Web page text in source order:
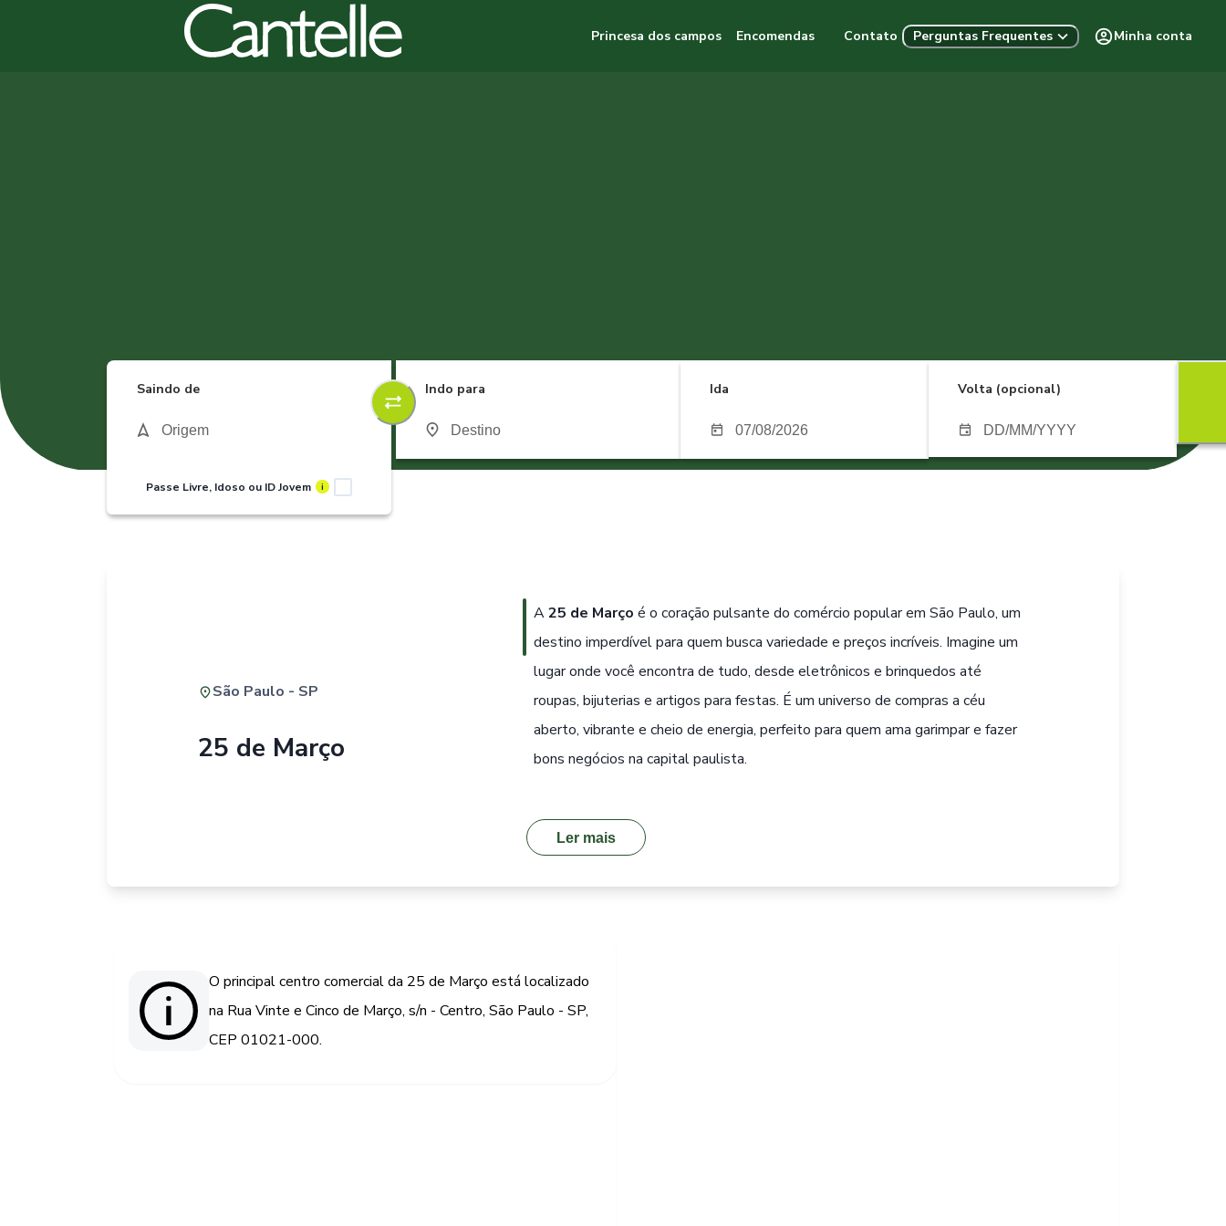
Princesa dos campos Encomendas Contato Perguntas Frequentes Minha conta
Saindo de
Passe Livre, Idoso ou ID Jovem i
Indo para Ida Volta (opcional)
São Paulo - SP
25 de Março
A25 de Março é o coração pulsante do comércio popular em São Paulo, um
destino imperdível para quem busca variedade e preços incríveis. Imagine um
lugar onde você encontra de tudo, desde eletrônicos e brinquedos até
roupas, bijuterias e artigos para festas. É um universo de compras a céu
aberto, vibrante e cheio de energia, perfeito para quem ama garimpar e fazer
bons negócios na capital paulista.
Ler mais
O principal centro comercial da 25 de Março está localizado
na Rua Vinte e Cinco de Março, s/n - Centro, São Paulo - SP,
CEP 01021-000.